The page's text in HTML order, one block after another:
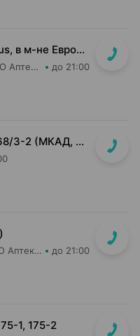
ул. Есенина, д. 76-1 (ТЦ Maximus, в м-не Евроопт Super)
АстраФарма Кладовая здоровья ООО Аптека №9 до 21:00
Сеницкий с/с, ул. Мирутко, д. 68/3-2 (МКАД, 22 км, около магазина Мастак)
Планета Здоровья КосмоФарма ООО Аптека №6 до 21:00
1, 175-2